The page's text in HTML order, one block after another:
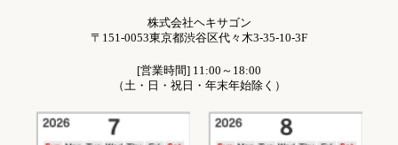
株式会社ヘキサゴン
〒151-0053東京都渋谷区代々木3-35-10-3F
[営業時間] 11:00～18:00
（土・日・祝日・年末年始除く）